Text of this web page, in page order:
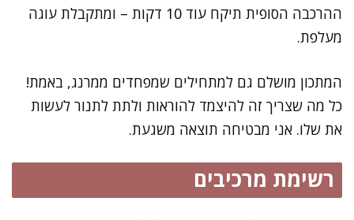
ההרכבה הסופית תיקח עוד 10 דקות – ומתקבלת עוגה
מעלפת.
המתכון מושלם גם למתחילים שמפחדים ממרנג, באמת!
כל מה שצריך זה להיצמד להוראות ולתת לתנור לעשות
את שלו. אני מבטיחה תוצאה משגעת.
רשימת מרכיבים